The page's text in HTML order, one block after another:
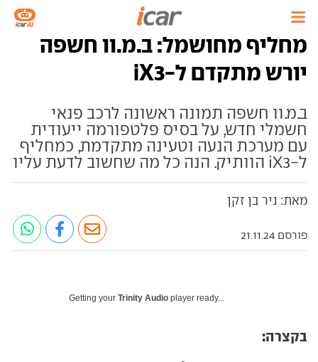
מחליף מחושמל: ב.מ.וו חשפה
יורש מתקדם ל-iX3
ב.מ.וו חשפה תמונה ראשונה לרכב פנאי
חשמלי חדש, על בסיס פלטפורמה ייעודית
עם מערכת הנעה וטעינה מתקדמת, כמחליף
ל-iX3 הוותיק. הנה כל מה שחשוב לדעת עליו
מאת: ניר בן זקן
פורסם 21.11.24
Getting your Trinity Audio player ready...
בקצרה: